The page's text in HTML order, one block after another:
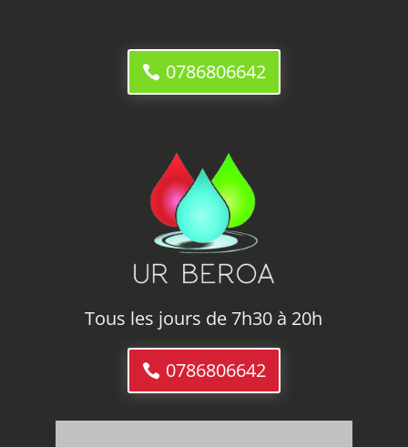
0786806642
Tous les jours de 7h30 à 20h
0786806642